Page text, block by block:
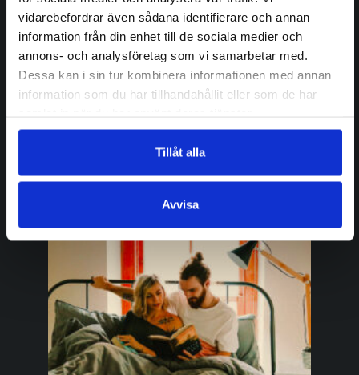
vidarebefordrar även sådana identifierare och annan
information från din enhet till de sociala medier och
annons- och analysföretag som vi samarbetar med.
Dessa kan i sin tur kombinera informationen med annan
information som du har tillhandahållit eller som de har
Tillåt alla
Avvisa
HANNELE MIKAELA TAIVASSALO 27.01.2023
Hannele Mikaela Taivassalo –